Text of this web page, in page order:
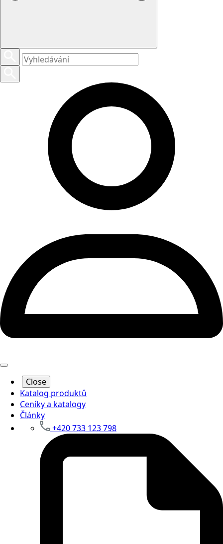
Close
Katalog produktů
Ceníky a katalogy
Články
+420 733 123 798